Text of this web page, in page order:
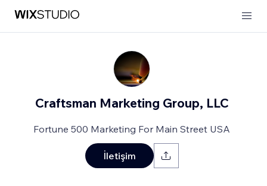
Craftsman Marketing Group, LLC
Fortune 500 Marketing For Main Street USA
İletişim